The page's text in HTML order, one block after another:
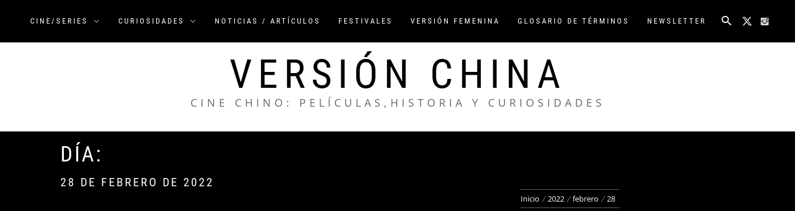
CINE/SERIES CURIOSIDADES NOTICIAS / ARTÍCULOS FESTIVALES VERSIÓN FEMENINA GLOSARIO DE TÉRMINOS NEWSLETTER
VERSIÓN CHINA
CINE CHINO: PELÍCULAS,HISTORIA Y CURIOSIDADES
DÍA:
28 DE FEBRERO DE 2022
Inicio 2022 febrero 28